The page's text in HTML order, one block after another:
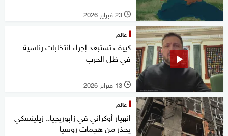
l 23 فبراير 2026
عالم
كييف تستبعد إجراء انتخابات رئاسية
في ظل الحرب
l 13 فبراير 2026
عالم
انهيار أوكراني في زابوريجيا.. زيلينسكي
يحذر من هجمات روسيا